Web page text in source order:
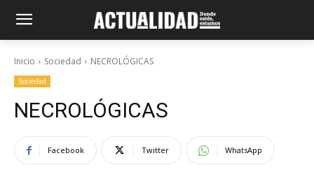
Inicio Sociedad NECROLÓGICAS
Sociedad
NECROLÓGICAS
Facebook Twitter WhatsApp